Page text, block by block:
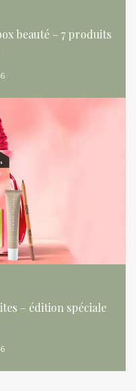
beauté – 7 produits
– édition spéciale